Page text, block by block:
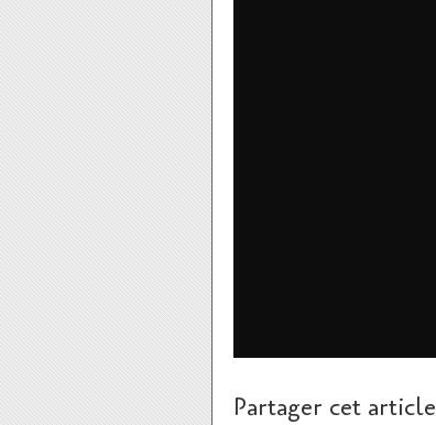
Partager cet article